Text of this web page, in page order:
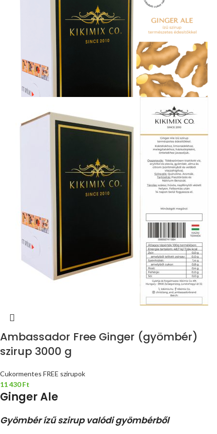
Ambassador Free Ginger (gyömbér)
szirup 3000 g
Cukormentes FREE szirupok
11 430Ft
Ginger Ale
Gyömbér ízű szirup valódi gyömbérből